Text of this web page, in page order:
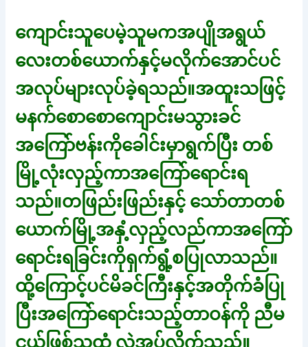
ကျောင်းသူပေမဲ့သူမကအပျိုအရွယ်
လေးတစ်ယောက်နှင့်မလိုက်အောင်ပင်
အလုပ်များလုပ်ခဲ့ရသည်။အထူးသဖြင့်
မနက်စောစောကျောင်းမသွားခင်
အကြော်ဗန်းကိုခေါင်းမှာရွက်ပြီး တစ်
မြို့လုံးလှည့်ကာအကြော်ရောင်းရ
သည်။တဖြည်းဖြည်းနှင့် သော်တာတစ်
ယောက်မြို့အနှံ့လှည့်လည်ကာအကြော်
ရောင်းရခြင်းကိုရှက်ရွံ့စပြုလာသည်။
ထို့ကြောင့်ပင်မိခင်ကြီးနှင့်အတိုက်ခံပြု
ပြီးအကြော်ရောင်းသည့်တာဝန်ကို ညီမ
ငယ်ဖြစ်သူထံ လွှဲအပ်လိုက်သည်။